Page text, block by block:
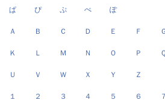
ぱ ぴ ぷ ぺ ぽ
Ａ Ｂ Ｃ Ｄ Ｅ Ｆ
Ｋ Ｌ Ｍ Ｎ Ｏ Ｐ
Ｕ Ｖ Ｗ Ｘ Ｙ Ｚ
１ ２ ３ ４ ５ ６ ７